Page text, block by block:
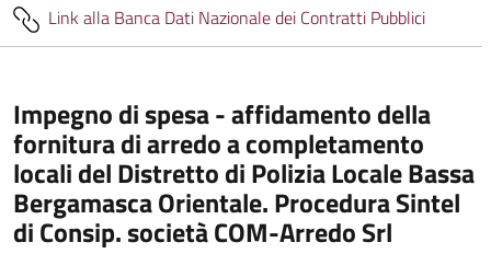
Link alla Banca Dati Nazionale dei Contratti Pubblici
Impegno di spesa - affidamento della
fornitura di arredo a completamento
locali del Distretto di Polizia Locale Bassa
Bergamasca Orientale. Procedura Sintel
di Consip. società COM-Arredo Srl